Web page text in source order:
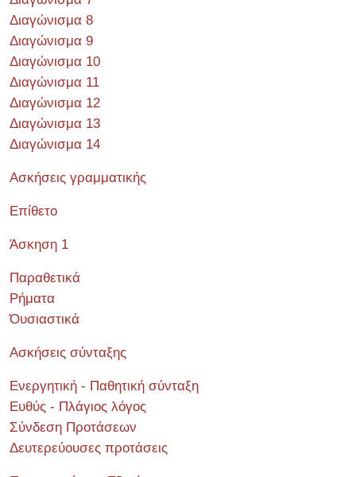
Διαγώνισμα 8
Διαγώνισμα 9
Διαγώνισμα 10
Διαγώνισμα 11
Διαγώνισμα 12
Διαγώνισμα 13
Διαγώνισμα 14
Ασκήσεις γραμματικής
Επίθετο
Άσκηση 1
Παραθετικά
Ρήματα
Όυσιαστικά
Ασκήσεις σύνταξης
Ενεργητική - Παθητική σύνταξη
Ευθύς - Πλάγιος λόγος
Σύνδεση Προτάσεων
Δευτερεύουσες προτάσεις